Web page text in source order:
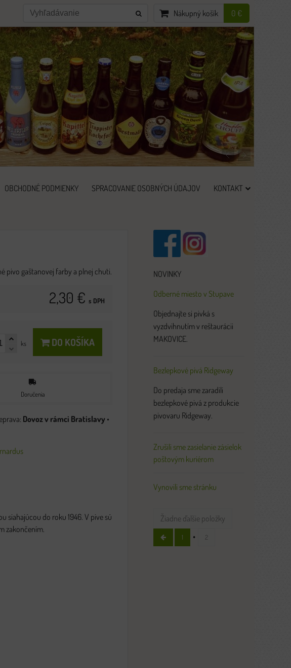
Nákupný košík 0 €
OBCHODNÉ PODMIENKY SPRACOVANIE OSOBNÝCH ÚDAJOV KONTAKT
pivo gaštanovej farby a plnej chuti.
2,30 € s DPH
ks DO KOŠÍKA
Doručenia
Dovoz v rámci Bratislavy •
siahajúcou do roku 1946. V pive sú
zakončením.
NOVINKY
Odberné miesto v Stupave
Objednajte si pivká s
vyzdvihnutím v reštaurácii
MAKOVICE.
Bezlepkové pivá Ridgeway
Do predaja sme zaradili
bezlepkové pivá z produkcie
pivovaru Ridgeway.
Zrušili sme zasielanie zásielok
poštovým kuriérom
Vynovili sme stránku
Žiadne ďalšie položky
1 2